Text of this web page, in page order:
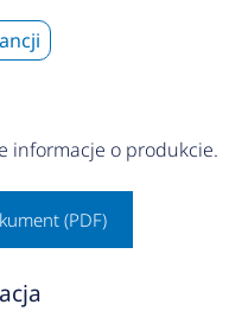
informacje o produkcie.
(PDF)